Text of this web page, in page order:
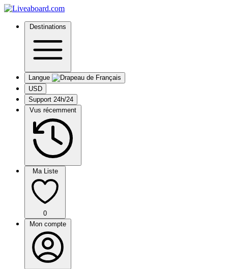
Destinations
Langue
USD
Support 24h/24
Vus récemment
Ma Liste
0
Mon compte